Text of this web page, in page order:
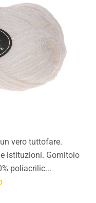
vero tuttofare.
istituzioni. Gomitolo
poliacrilic...